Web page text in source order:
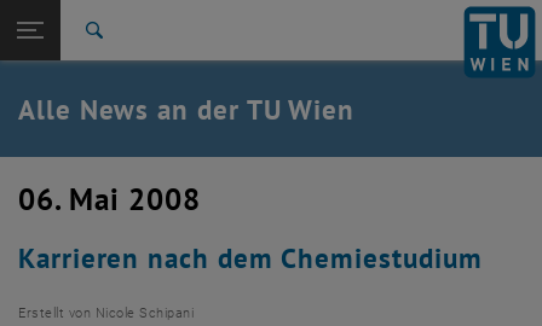
TU Login
Quicklinks
Quicklinks-Menü umschalten
Studium
Karriere
Zurück: Subseiten von TU Wien Startseite auflisten
Zurück zur letzten Ebene:
TU Wien Startseite
Übersicht
Alle News an der TU Wien
06. Mai 2008
Karrieren nach dem Chemiestudium
Erstellt von Nicole Schipani